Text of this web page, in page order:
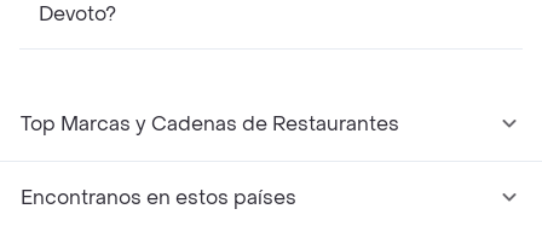
Devoto?
Top Marcas y Cadenas de Restaurantes
Encontranos en estos países